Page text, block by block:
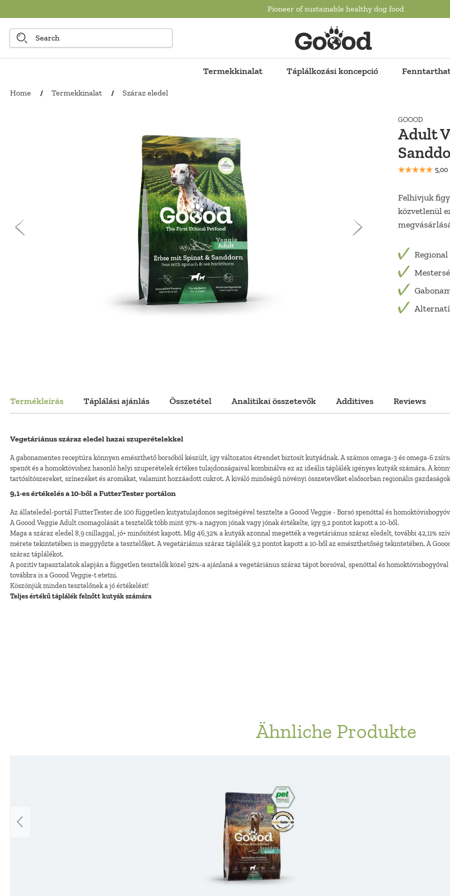
Pioneer of sustainable healthy dog food
Termekkinalat Táplálkozási koncepció
Home / Termekkinalat / Száraz eledel
GOOOD
Adult
Felhívjuk
közvetlenül
Termékleírás Táplálási ajánlás Összetétel Analitikai összetevők Additives Reviews
Vegetáriánus száraz eledel hazai szuperételekkel
A gabonamentes receptúra könnyen emészthető borsóból készült, így változatos étrendet biztosít kutyádnak. A számos omega-3 és omega-6
spenót és a homoktövishez hasonló helyi szuperételek értékes tulajdonságaival kombinálva ez az ideális táplálék igényes kutyák számára. A
tartósítószereket, színezéket és aromákat, valamint hozzáadott cukrot. A kiváló minőségű növényi összetevőket elsősorban regionális
9,1-es értékelés a 10-ből a FutterTester portálon
Az állateledel-portál FutterTester.de 100 független kutyatulajdonos segítségével tesztelte a Goood Veggie - Borsó spenóttal és
A Goood Veggie Adult csomagolását a tesztelők több mint 97%-a nagyon jónak vagy jónak értékelte, így 9,2 pontot kapott a 10-ből.
Maga a száraz eledel 8,9 csillaggal, jó+ minősítést kapott. Míg 46,32% a kutyák azonnal megették a vegetáriánus száraz eledelt, további 42,11%
mérete tekintetében is meggyőzte a tesztelőket. A vegetáriánus száraz táplálék 9,2 pontot kapott a 10-ből az emészthetőség tekintetében. A
száraz táplálékot.
A pozitív tapasztalatok alapján a független tesztelők közel 92%-a ajánlaná a vegetáriánus száraz tápot borsóval, spenóttal és
továbbra is a Goood Veggie-t etetni.
Köszönjük minden tesztelőnek a jó értékelést!
Teljes értékű táplálék felnőtt kutyák számára
Ähnliche Produkte